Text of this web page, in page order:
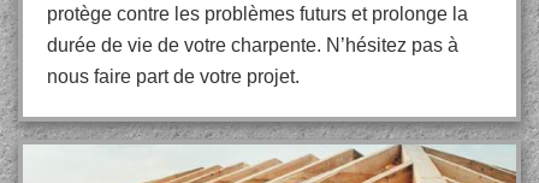
protège contre les problèmes futurs et prolonge la
durée de vie de votre charpente. N’hésitez pas à
nous faire part de votre projet.